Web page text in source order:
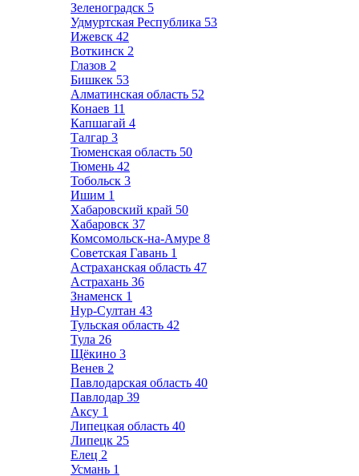
Зеленоградск 5
Удмуртская Республика 53
Ижевск 42
Воткинск 2
Глазов 2
Бишкек 53
Алматинская область 52
Конаев 11
Капшагай 4
Талгар 3
Тюменская область 50
Тюмень 42
Тобольск 3
Ишим 1
Хабаровский край 50
Хабаровск 37
Комсомольск-на-Амуре 8
Советская Гавань 1
Астраханская область 47
Астрахань 36
Знаменск 1
Нур-Султан 43
Тульская область 42
Тула 26
Щёкино 3
Венев 2
Павлодарская область 40
Павлодар 39
Аксу 1
Липецкая область 40
Липецк 25
Елец 2
Усмань 1